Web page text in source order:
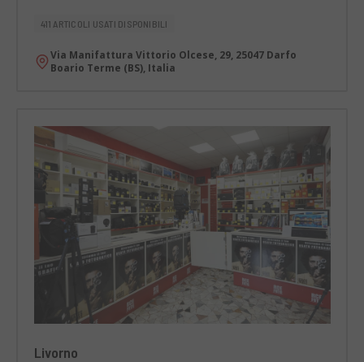
411 ARTICOLI USATI DISPONIBILI
Via Manifattura Vittorio Olcese, 29, 25047 Darfo
Boario Terme (BS), Italia
Livorno